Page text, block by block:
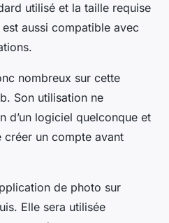
utilisé et la taille requise
aussi compatible avec
nombreux sur cette
Son utilisation ne
d’un logiciel quelconque et
créer un compte avant
de photo sur
Elle sera utilisée